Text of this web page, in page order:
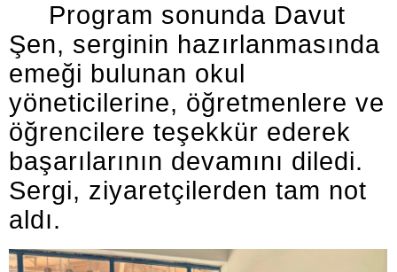
Program sonunda Davut
Şen, serginin hazırlanmasında
emeği bulunan okul
yöneticilerine, öğretmenlere ve
öğrencilere teşekkür ederek
başarılarının devamını diledi.
Sergi, ziyaretçilerden tam not
aldı.